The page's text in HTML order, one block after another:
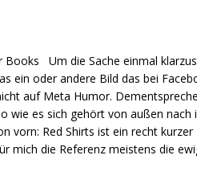
Books Um die Sache einmal
ein oder andere Bild das bei
auf Meta Humor.
wie es sich gehört von außen
vorn: Red Shirts ist ein recht
mich die Referenz meistens die